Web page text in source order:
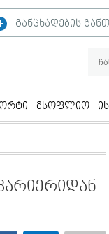
განცხადების
მსოფლიო